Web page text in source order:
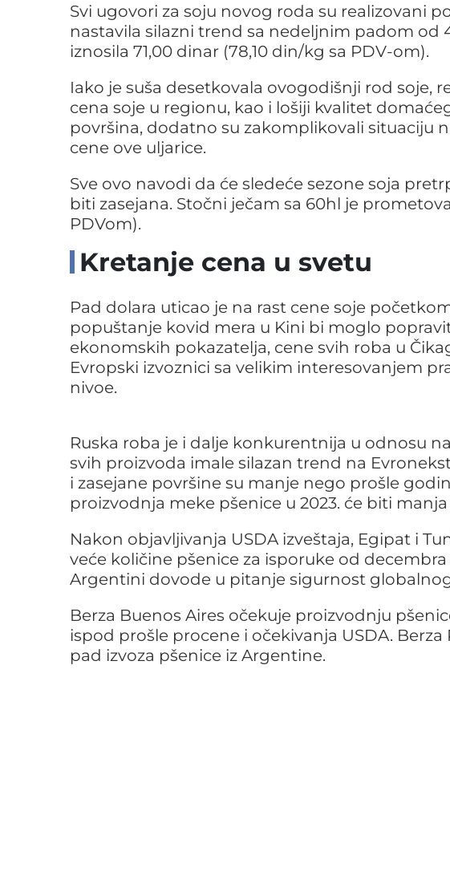
Svi ugovori za soju novog roda su realizovani
nastavila silazni trend sa nedeljnim padom od
iznosila 71,00 dinar (78,10 din/kg sa PDV-om).
Iako je suša desetkovala ovogodišnji rod soje,
cena soje u regionu, kao i lošiji kvalitet
površina, dodatno su zakomplikovali situaciju
cene ove uljarice.
Sve ovo navodi da će sledeće sezone soja
biti zasejana. Stočni ječam sa 60hl je
PDVom).
Kretanje cena u svetu
Pad dolara uticao je na rast cene soje
popuštanje kovid mera u Kini bi moglo
ekonomskih pokazatelja, cene svih roba u
Evropski izvoznici sa velikim interesovanjem
nivoe.
Ruska roba je i dalje konkurentnija u odnosu
svih proizvoda imale silazan trend na
i zasejane površine su manje nego prošle
proizvodnja meke pšenice u 2023. će biti
Nakon objavljivanja USDA izveštaja, Egipat i
veće količine pšenice za isporuke od
Argentini dovode u pitanje sigurnost
Berza Buenos Aires očekuje proizvodnju
ispod prošle procene i očekivanja USDA.
pad izvoza pšenice iz Argentine.